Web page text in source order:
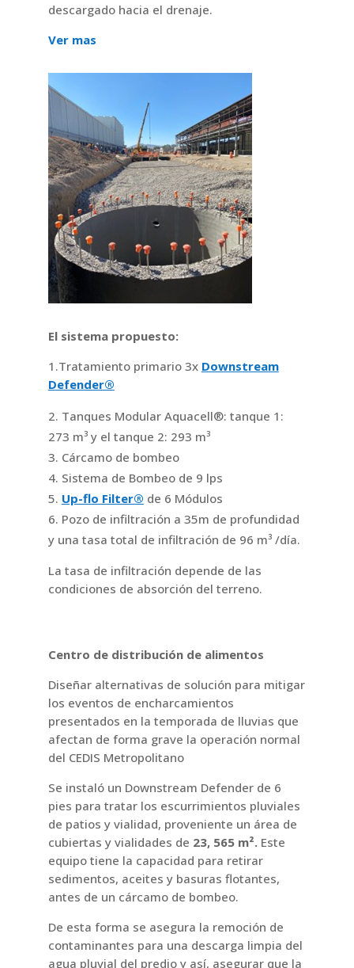
descargado hacia el drenaje.
Ver mas
El sistema propuesto:
1.Tratamiento primario 3x Downstream
Defender®
Tanques Modular Aquacell®: tanque 1:
273 m³ y el tanque 2: 293 m³
Cárcamo de bombeo
Sistema de Bombeo de 9 lps
Up-flo Filter® de 6 Módulos
Pozo de infiltración a 35m de profundidad
y una tasa total de infiltración de 96 m³ /día.
La tasa de infiltración depende de las
condiciones de absorción del terreno.
Centro de distribución de alimentos
Diseñar alternativas de solución para mitigar
los eventos de encharcamientos
presentados en la temporada de lluvias que
afectan de forma grave la operación normal
del CEDIS Metropolitano
Se instaló un Downstream Defender de 6
pies para tratar los escurrimientos pluviales
de patios y vialidad, proveniente un área de
cubiertas y vialidades de 23, 565 m². Este
equipo tiene la capacidad para retirar
sedimentos, aceites y basuras flotantes,
antes de un cárcamo de bombeo.
De esta forma se asegura la remoción de
contaminantes para una descarga limpia del
agua pluvial del predio y así, asegurar que la